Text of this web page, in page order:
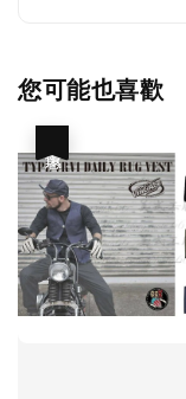
您可能也喜歡